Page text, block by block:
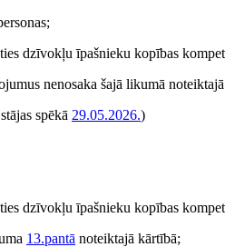
dzīvokļu īpašnieku kopības
nenosaka šajā likumā
spēkā 29.05.2026.)
dzīvokļu īpašnieku kopības
13.pantā noteiktajā kārtībā;